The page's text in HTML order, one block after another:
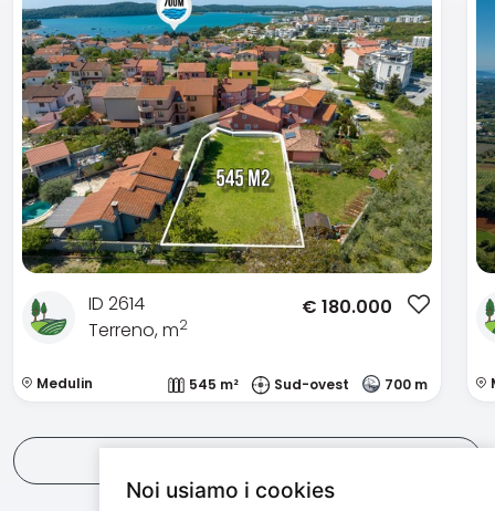
Noi usiamo i cookies
ID 2614
Terreno, m2
€ 180.000
Medulin 545 m² Sud-ovest 700 m